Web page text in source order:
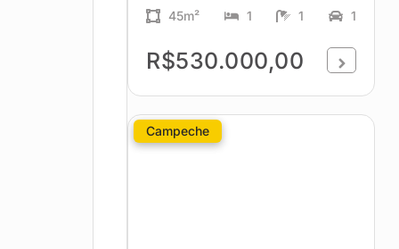
45m² 1 1 1
R$530.000,00
Campeche